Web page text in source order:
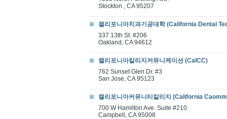
Stockton , CA 95207
캘리포니아치과기공대학 (California Dental
337 13th St. #206
Oakland, CA 94612
캘리포니아칼리지커뮤니케이션 (CalCC)
762 Sunset Glen Dr. #3
San Jose, CA 95123
캘리포니아커뮤니티칼리지 (California
700 W Hamilton Ave. Suite #210
Campbell, CA 95008